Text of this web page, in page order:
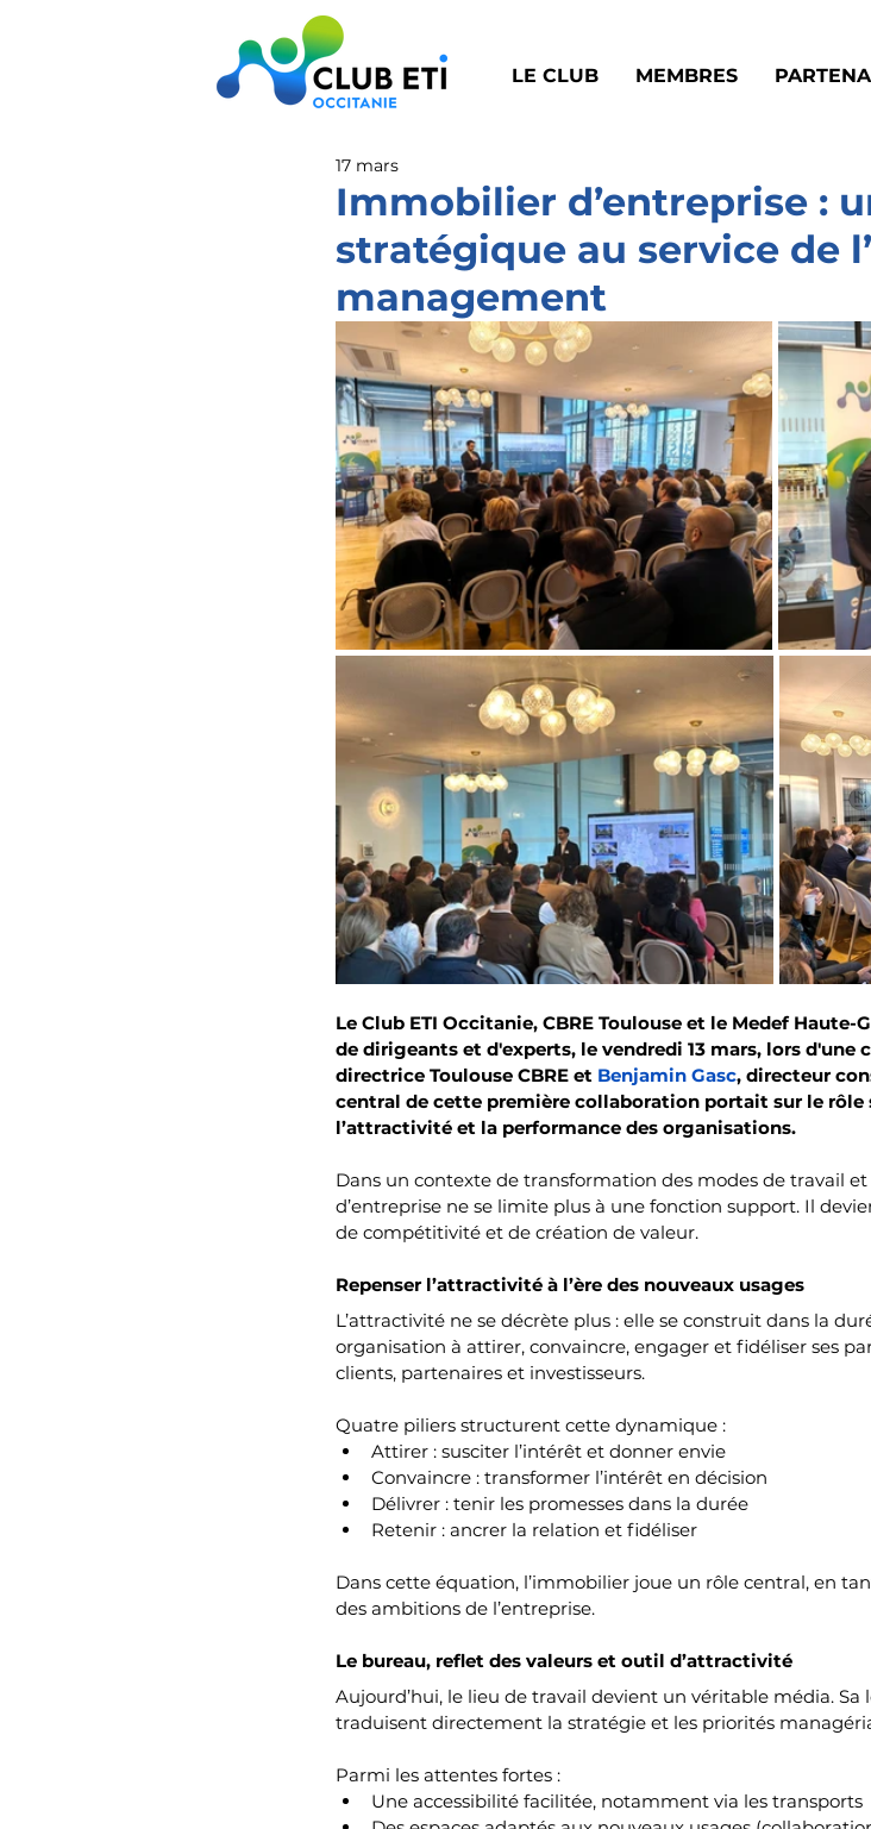
LE CLUB MEMBRES
Immobilier d’entreprise :
stratégique au service de
management
17 mars
Le Club ETI Occitanie, CBRE Toulouse et le Medef
de dirigeants et d'experts, le vendredi 13 mars, lors d'une
directrice Toulouse CBRE et Benjamin Gasc, directeur
central de cette première collaboration portait sur le
l’attractivité et la performance des organisations.
Dans un contexte de transformation des modes de travail
d’entreprise ne se limite plus à une fonction support. Il
de compétitivité et de création de valeur.
Repenser l’attractivité à l’ère des nouveaux usages
L’attractivité ne se décrète plus : elle se construit dans la
organisation à attirer, convaincre, engager et fidéliser ses
clients, partenaires et investisseurs.
Quatre piliers structurent cette dynamique :
Attirer : susciter l’intérêt et donner envie
Convaincre : transformer l’intérêt en décision
Délivrer : tenir les promesses dans la durée
Retenir : ancrer la relation et fidéliser
Dans cette équation, l’immobilier joue un rôle central, en
des ambitions de l’entreprise.
Le bureau, reflet des valeurs et outil d’attractivité
Aujourd’hui, le lieu de travail devient un véritable média. Sa
traduisent directement la stratégie et les priorités
Parmi les attentes fortes :
Une accessibilité facilitée, notamment via les transports